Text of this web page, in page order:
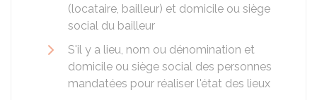
(locataire, bailleur) et domicile ou siège
social du bailleur
S'il y a lieu, nom ou dénomination et
domicile ou siège social des personnes
mandatées pour réaliser l'état des lieux